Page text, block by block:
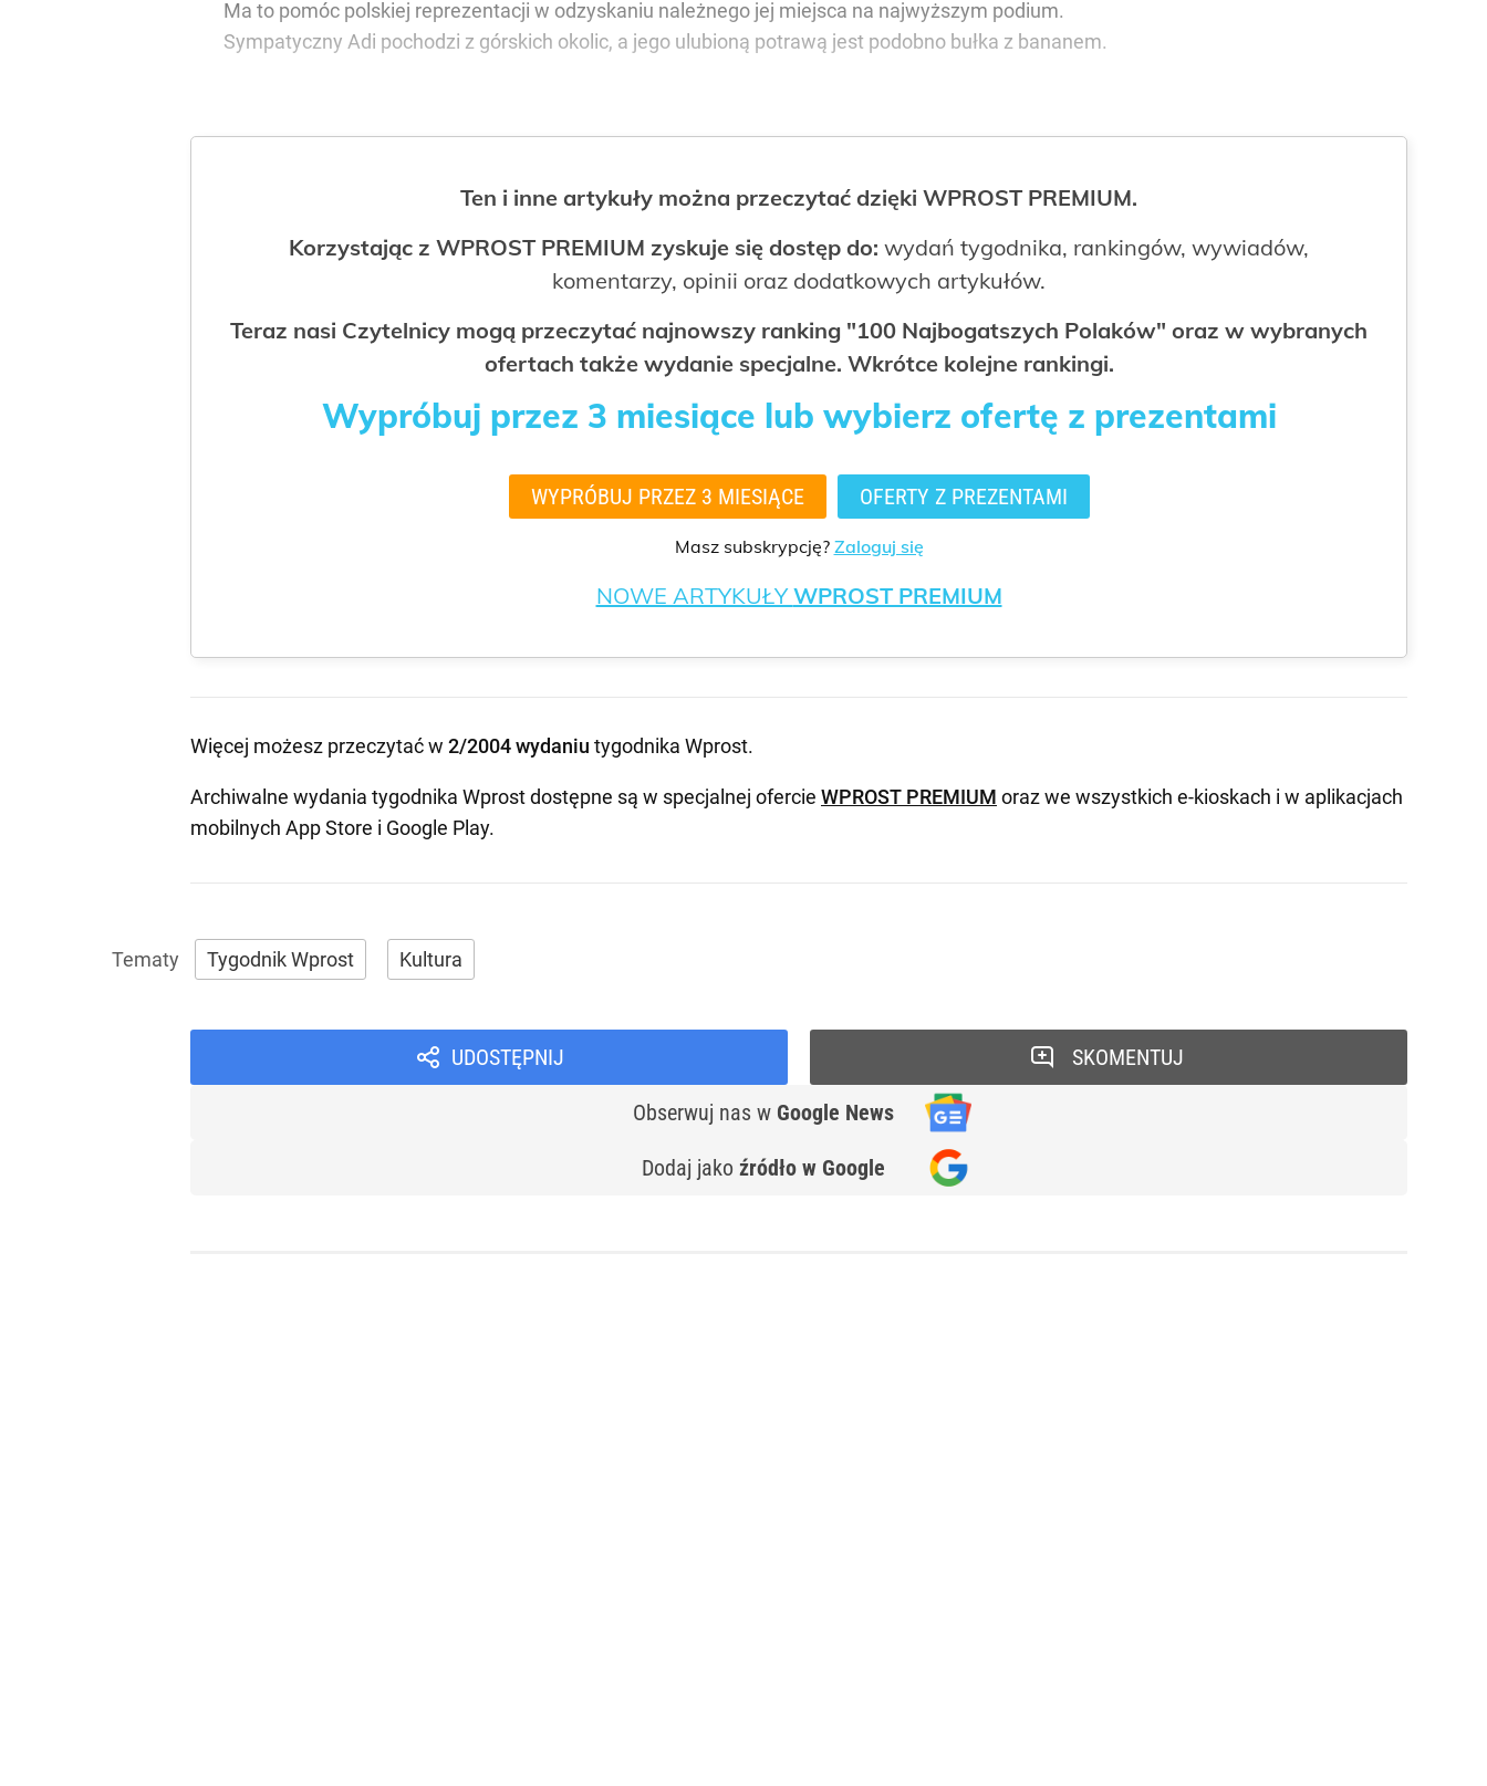
Ma to pomóc polskiej reprezentacji w odzyskaniu należnego jej miejsca na najwyższym podium.
Sympatyczny Adi pochodzi z górskich okolic, a jego ulubioną potrawą jest podobno bułka z bananem.
Ten i inne artykuły można przeczytać dzięki WPROST PREMIUM.
Korzystając z WPROST PREMIUM zyskuje się dostęp do: wydań tygodnika, rankingów, wywiadów,
komentarzy, opinii oraz dodatkowych artykułów.
Teraz nasi Czytelnicy mogą przeczytać najnowszy ranking "100 Najbogatszych Polaków" oraz w wybranych
ofertach także wydanie specjalne. Wkrótce kolejne rankingi.
Wypróbuj przez 3 miesiące lub wybierz ofertę z prezentami
WYPRÓBUJ PRZEZ 3 MIESIĄCE OFERTY Z PREZENTAMI
Masz subskrypcję? Zaloguj się
NOWE ARTYKUŁYWPROST PREMIUM
Więcej możesz przeczytać w 2/2004 wydaniu tygodnika Wprost.
Archiwalne wydania tygodnika Wprost dostępne są w specjalnej ofercie WPROST PREMIUM oraz we wszystkich e-kioskach i w aplikacjach
mobilnych App Store i Google Play.
Tygodnik Wprost Kultura
UDOSTĘPNIJ
Obserwuj nas w Google News
Dodaj jako źródło w Google
SKOMENTUJ